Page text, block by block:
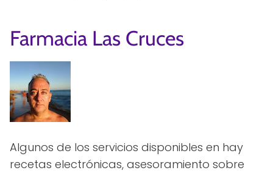
Farmacia Las Cruces
Algunos de los servicios disponibles en hay
recetas electrónicas, asesoramiento sobre